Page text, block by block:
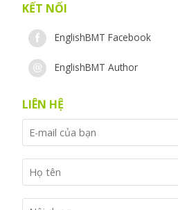
KẾT NỐI
EnglishBMT Facebook
EnglishBMT Author
LIÊN HỆ